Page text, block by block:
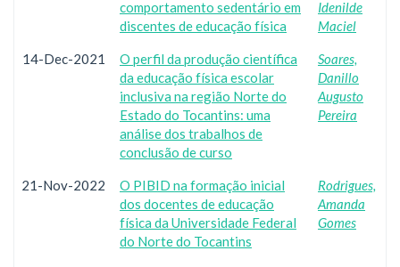
comportamento sedentário em
discentes de educação física
Idenilde
Maciel
14-Dec-2021
O perfil da produção científica
da educação física escolar
inclusiva na região Norte do
Estado do Tocantins: uma
análise dos trabalhos de
conclusão de curso
Soares,
Danillo
Augusto
Pereira
21-Nov-2022
O PIBID na formação inicial
dos docentes de educação
física da Universidade Federal
do Norte do Tocantins
Rodrigues,
Amanda
Gomes